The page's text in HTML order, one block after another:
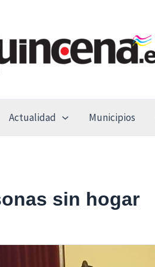
Actualidad Municipios
sin hogar